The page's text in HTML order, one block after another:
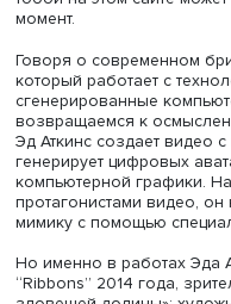
“Tillie, the Telerobotic
lynnhershman.com
между искусственной
эта черта не